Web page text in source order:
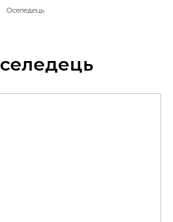
Оселедець